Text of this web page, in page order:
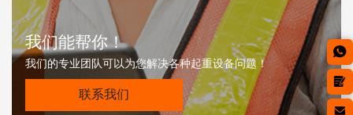
我们能帮你！
我们的专业团队可以为您解决各种起重设备问题！
联系我们